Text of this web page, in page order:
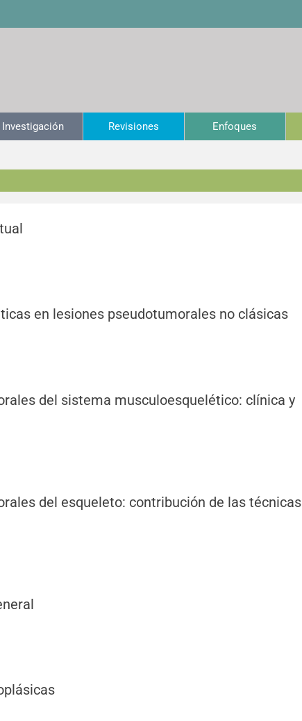
Investigación Revisiones Enfoques
en lesiones pseudotumorales no clásicas
del sistema musculoesquelético: clínica y
del esqueleto: contribución de las técnicas